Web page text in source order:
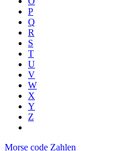
P
Q
R
S
T
U
V
W
X
Y
Z
Morse code Zahlen